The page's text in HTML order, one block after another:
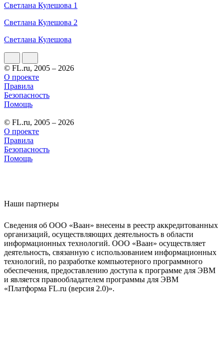
Светлана Кулешова 1
Светлана Кулешова 2
Светлана Кулешова
© FL.ru, 2005 – 2026
О проекте
Правила
Безопасность
Помощь
© FL.ru, 2005 – 2026
О проекте
Правила
Безопасность
Помощь
Наши партнеры
Сведения об ООО «Ваан» внесены в реестр аккредитованных
организаций, осуществляющих деятельность в области
информационных технологий. ООО «Ваан» осуществляет
деятельность, связанную с использованием информационных
технологий, по разработке компьютерного программного
обеспечения, предоставлению доступа к программе для ЭВМ
и является правообладателем программы для ЭВМ
«Платформа FL.ru (версия 2.0)».